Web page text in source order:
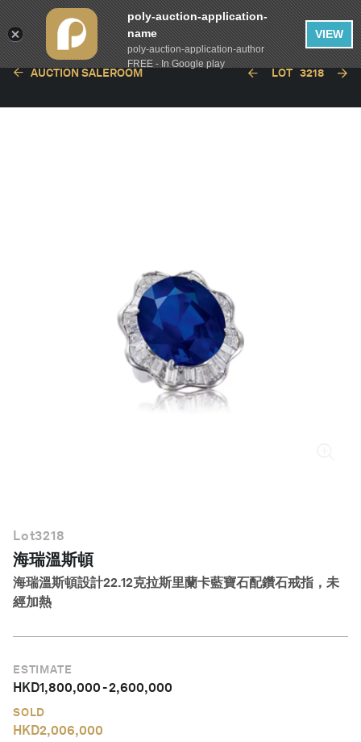
AUCTION SALEROOM LOT 3218
Lot3218
海瑞溫斯頓
海瑞溫斯頓設計22.12克拉斯里蘭卡藍寶石配鑽石戒指，未
經加熱
ESTIMATE
HKD1,800,000-2,600,000
SOLD
HKD2,006,000
poly-auction-application-
name
poly-auction-application-author
FREE - In Google play
VIEW